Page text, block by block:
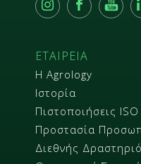
ΕΤΑΙΡΕΙΑ
Η Agrology
Ιστορία
Πιστοποιήσεις ISO
Προστασία
Διεθνής